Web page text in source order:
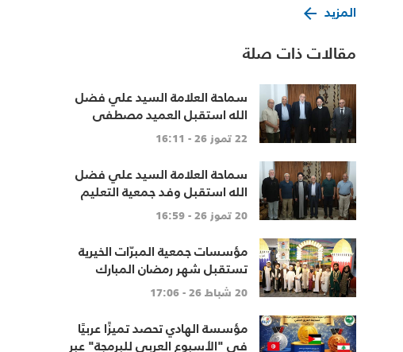
المزيد
مقالات ذات صلة
سماحة العلامة السيد علي فضل
الله استقبل العميد مصطفى
حمدان
22 تموز 26 - 16:11
سماحة العلامة السيد علي فضل
الله استقبل وفد جمعية التعليم
الديني
20 تموز 26 - 16:59
مؤسسات جمعية المبرّات الخيرية
تستقبل شهر رمضان المبارك
20 شباط 26 - 17:06
مؤسسة الهادي تحصد تميزًا عربيًا
في "الأسبوع العربي للبرمجة" عبر